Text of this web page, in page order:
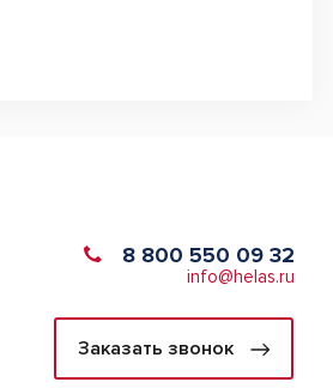
8 800 550 09 32
info@helas.ru
Заказать звонок